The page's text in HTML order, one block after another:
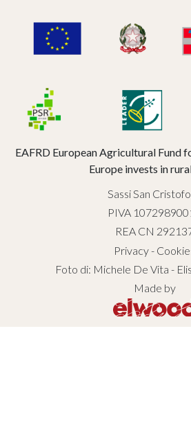
EAFRD European Agricultural Fund
Europe invests in
Sassi San
PIVA
REA CN
Privacy-
Foto di: Michele De Vita -
Made by